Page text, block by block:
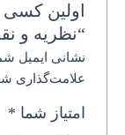
اولین
“نظریه و
نشانی ایمیل
علامت‌گذاری
امتیاز شما *